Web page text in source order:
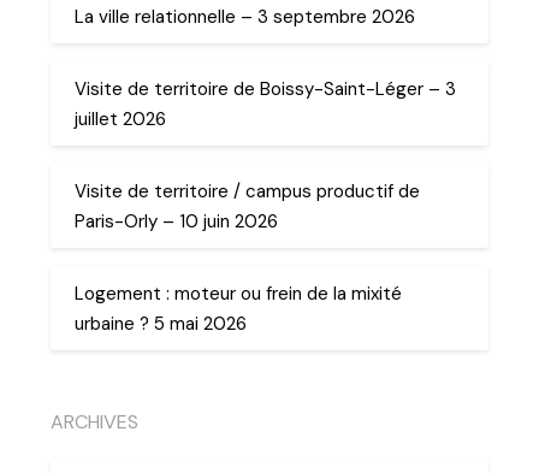
La ville relationnelle – 3 septembre 2026
Visite de territoire de Boissy-Saint-Léger – 3
juillet 2026
Visite de territoire / campus productif de
Paris-Orly – 10 juin 2026
Logement : moteur ou frein de la mixité
urbaine ? 5 mai 2026
ARCHIVES